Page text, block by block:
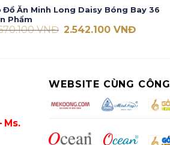
Đồ Ăn Minh Long Daisy Bóng Bay 36
Phẩm
VNĐ Giá
2.542.100VNĐGiá
Ms.
WEBSITE CÙNG